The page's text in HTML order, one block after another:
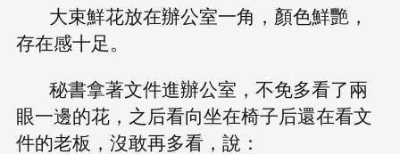
大束鮮花放在辦公室一角，顏色鮮艷，
存在感十足。
秘書拿著文件進辦公室，不免多看了兩
眼一邊的花，之后看向坐在椅子后還在看文
件的老板，沒敢再多看，說：